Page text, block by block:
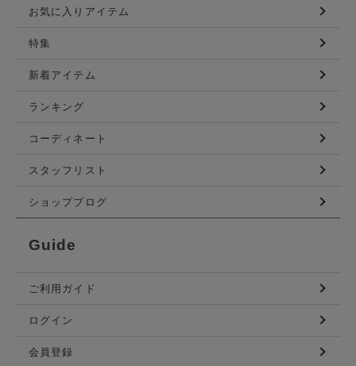
お気に入りアイテム
特集
新着アイテム
ランキング
コーディネート
スタッフリスト
ショップブログ
Guide
ご利用ガイド
ログイン
会員登録